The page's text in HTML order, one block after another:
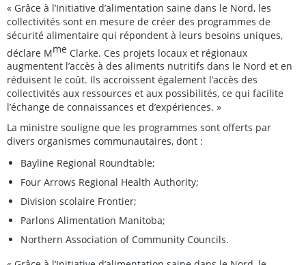
« Grâce à l’Initiative d’alimentation saine dans le Nord, les
collectivités sont en mesure de créer des programmes de
sécurité alimentaire qui répondent à leurs besoins uniques,
déclare Mme Clarke. Ces projets locaux et régionaux
augmentent l’accès à des aliments nutritifs dans le Nord et en
réduisent le coût. Ils accroissent également l’accès des
collectivités aux ressources et aux possibilités, ce qui facilite
l’échange de connaissances et d’expériences. »
La ministre souligne que les programmes sont offerts par
divers organismes communautaires, dont :
Bayline Regional Roundtable;
Four Arrows Regional Health Authority;
Division scolaire Frontier;
Parlons Alimentation Manitoba;
Northern Association of Community Councils.